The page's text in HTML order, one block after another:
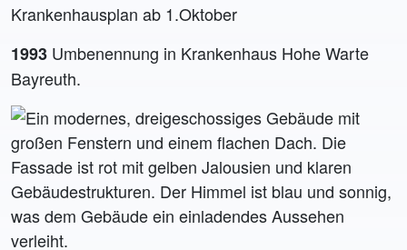
Krankenhausplan ab 1.Oktober
1993 Umbenennung in Krankenhaus Hohe Warte
Bayreuth.